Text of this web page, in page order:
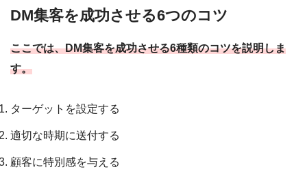
DM集客を成功させる6つのコツ
ここでは、DM集客を成功させる6種類のコツを説明しま
す。
ターゲットを設定する
適切な時期に送付する
顧客に特別感を与える